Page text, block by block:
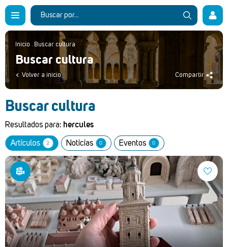
Inicio . Buscar cultura
Buscar cultura
Volver a inicio Compartir
Buscar cultura
Resultados para: hercules
Artículos 2 Noticias 0 Eventos 0